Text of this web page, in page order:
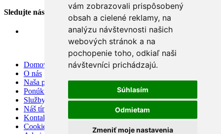
vám zobrazovali prispôsobený
obsah a cielené reklamy, na
analýzu návštevnosti našich
webových stránok a na
pochopenie toho, odkiaľ naši
návštevníci prichádzajú.
Súhlasím
Odmietam
Zmeniť moje nastavenia
Sledujte nás
Domov
O nás
Naša ponuka
Ponúknite nám
Služby
Náš tím
Kontakt
Cookies